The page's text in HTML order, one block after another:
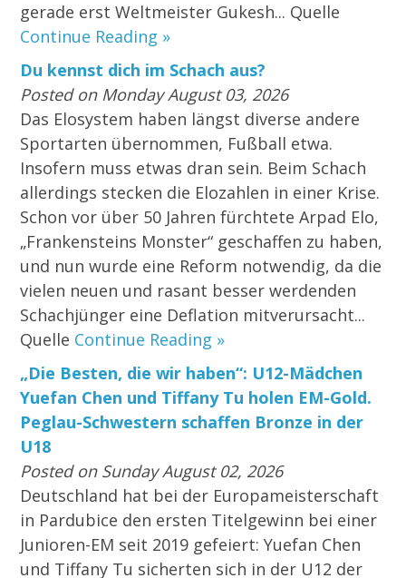
gerade erst Weltmeister Gukesh... Quelle
Continue Reading »
Du kennst dich im Schach aus?
Posted on Monday August 03, 2026
Das Elosystem haben längst diverse andere
Sportarten übernommen, Fußball etwa.
Insofern muss etwas dran sein. Beim Schach
allerdings stecken die Elozahlen in einer Krise.
Schon vor über 50 Jahren fürchtete Arpad Elo,
„Frankensteins Monster“ geschaffen zu haben,
und nun wurde eine Reform notwendig, da die
vielen neuen und rasant besser werdenden
Schachjünger eine Deflation mitverursacht...
Quelle Continue Reading »
„Die Besten, die wir haben“: U12-Mädchen
Yuefan Chen und Tiffany Tu holen EM-Gold.
Peglau-Schwestern schaffen Bronze in der
U18
Posted on Sunday August 02, 2026
Deutschland hat bei der Europameisterschaft
in Pardubice den ersten Titelgewinn bei einer
Junioren-EM seit 2019 gefeiert: Yuefan Chen
und Tiffany Tu sicherten sich in der U12 der